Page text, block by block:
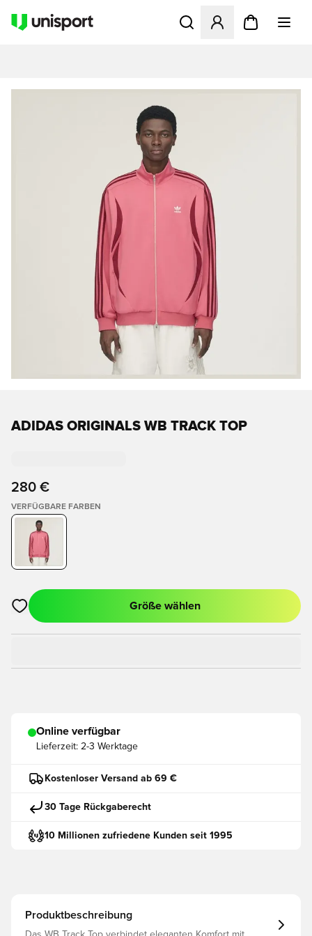
Öffnet ein neues Fenster
ADIDAS ORIGINALS WB TRACK TOP
280 €
VERFÜGBARE FARBEN
Öffnet ein neues Fenster zum Anmelden oder Registrieren
Größe wählen
Online verfügbar
Lieferzeit: 2-3 Werktage
Kostenloser Versand ab 69 €
30 Tage Rückgaberecht
10 Millionen zufriedene Kunden seit 1995
Produktbeschreibung